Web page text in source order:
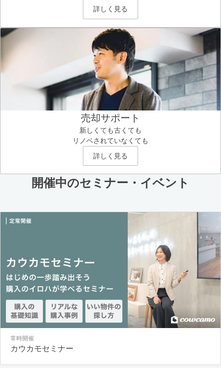
詳しく見る
売却サポート
新しくても古くても
リノベされていなくても
詳しく見る
開催中のセミナー・イベント
常時開催
カウカモセミナー